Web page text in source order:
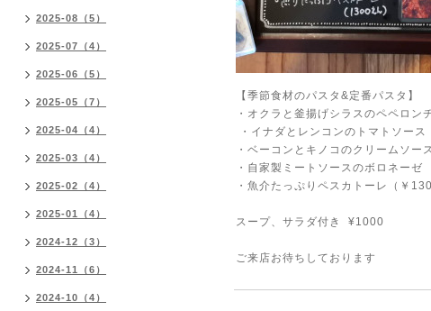
【季節食材のパスタ&定番パスタ】
・オクラと釜揚げシラスのペペロン
・イナダとレンコンのトマトソース
・ベーコンとキノコのクリームソー
・自家製ミートソースのボロネーゼ
・魚介たっぷりペスカトーレ（￥
スープ、サラダ付き ¥1000
ご来店お待ちしております
2025-08（5）
2025-07（4）
2025-06（5）
2025-05（7）
2025-04（4）
2025-03（4）
2025-02（4）
2025-01（4）
2024-12（3）
2024-11（6）
2024-10（4）